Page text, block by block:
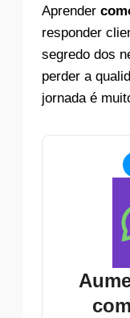
Aprender
responder
segredo dos
perder a
jornada é